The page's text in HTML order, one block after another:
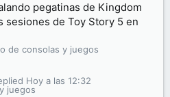
pegatinas de Kingdom
sesiones de Toy Story 5 en
de consolas y juegos
juegos
Hoy a las 12:32